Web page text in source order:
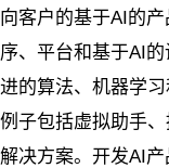
向客户的基于AI的
序、平台和基于AI
进的算法、机器学
例子包括虚拟助手
解决方案。开发AI